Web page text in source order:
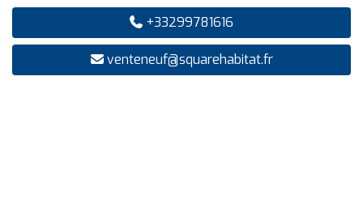
+33299781616
venteneuf@squarehabitat.fr